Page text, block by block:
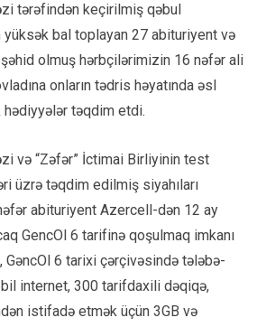
tərəfindən keçirilmiş qəbul
yüksək bal toplayan 27 abituriyent və
olmuş hərbçilərimizin 16 nəfər ali
onların tədris həyatında əsl
hədiyyələr təqdim etdi.
və “Zəfər” İctimai Birliyinin test
üzrə təqdim edilmiş siyahıları
abituriyent Azercell-dən 12 ay
GencOl 6 tarifinə qoşulmaq imkanı
GəncOl 6 tarixi çərçivəsində tələbə-
internet, 300 tarifdaxili dəqiqə,
istifadə etmək üçün 3GB və